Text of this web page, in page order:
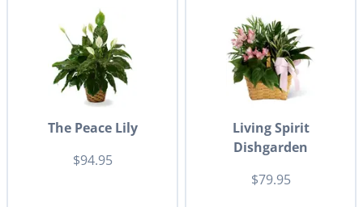
The Peace Lily
$94.95
Living Spirit
Dishgarden
$79.95